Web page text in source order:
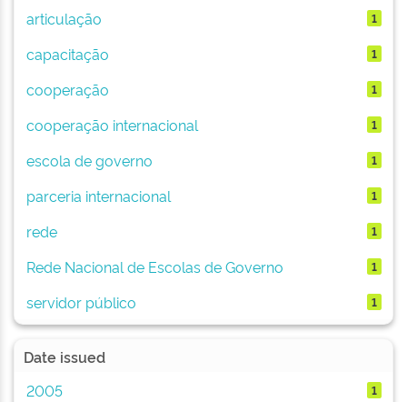
articulação
1
capacitação 1
cooperação 1
cooperação internacional 1
escola de governo 1
parceria internacional 1
rede 1
Rede Nacional de Escolas de Governo 1
servidor público 1
Date issued
2005
1